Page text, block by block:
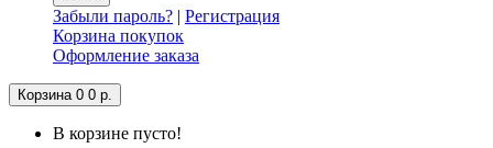
Забыли пароль? | Регистрация
Корзина покупок
Оформление заказа
Корзина 0 0 р.
В корзине пусто!